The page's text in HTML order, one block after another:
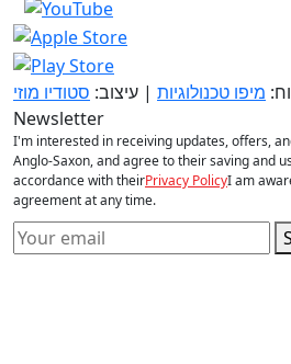
מיפו טכנולוגיות | עיצוב: סטודיו מוזי
Newsletter
I'm interested in receiving updates, offers,
Anglo-Saxon, and agree to their saving and
accordance with theirPrivacy PolicyI am
agreement at any time.